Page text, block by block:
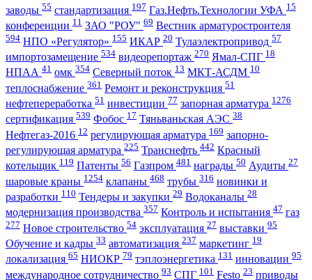
заводы 55 стандартизация 197 Газ.Нефть.Технологии УФА 15
конференции 11 ЗАО "РОУ" 69 Вестник арматуростроителя
594 НПО «Регулятор» 155 ИКАР 20 Тулаэлектропривод 57
импортозамещение 534 видеорепортаж 270 Ямал-СПГ 18
НПАА 41 омк 354 Северный поток 13 МКТ-АСДМ 10
теплоснабжение 361 Ремонт и реконструкция 51
нефтепереработка 51 инвестиции 77 запорная арматура 1276
сертификация 539 Фобос 17 Тяньваньская АЭС 38
Нефтегаз-2016 12 регулирующая арматура 169 запорно-
регулирующая арматура 225 Транснефть 442 Красный
котельщик 119 Патенты 56 Газпром 481 награды 50 Аудиты 27
шаровые краны 1254 клапаны 468 трубы 316 новинки и
разработки 110 Тендеры и закупки 29 Водоканалы 28
модернизация производства 357 Контроль и испытания 47 газ
277 Новое строительство 54 эксплуатация 27 выставки 95
Обучение и кадры 33 автоматизация 237 маркетинг 19
локализация 65 НИОКР 79 тэплоэнергетика 131 инновации 95
международное сотрудничество 93 СПГ 101 Festo 23 приводы